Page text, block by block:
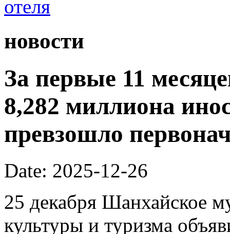
новости
За первые 11
8,282 миллиона
превзошло
Date: 2025-12-26
25 декабря Шанхайское
культуры и туризма